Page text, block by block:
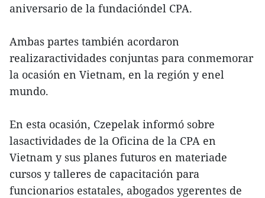
aniversario de la fundacióndel CPA.
Ambas partes también acordaron
realizaractividades conjuntas para conmemorar
la ocasión en Vietnam, en la región y enel
mundo.
En esta ocasión, Czepelak informó sobre
lasactividades de la Oficina de la CPA en
Vietnam y sus planes futuros en materiade
cursos y talleres de capacitación para
funcionarios estatales, abogados ygerentes de